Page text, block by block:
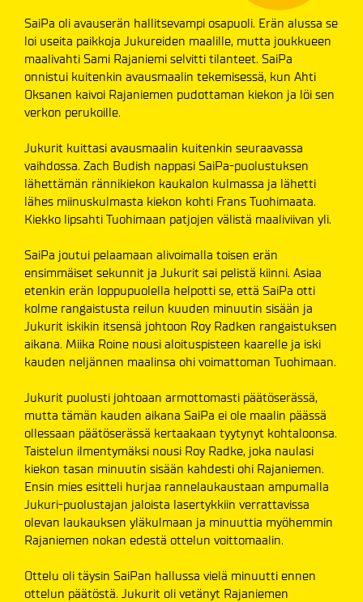
SaiPa oli avauserän hallitsevampi osapuoli. Erän alussa se
loi useita paikkoja Jukureiden maalille, mutta joukkueen
maalivahti Sami Rajaniemi selvitti tilanteet. SaiPa
onnistui kuitenkin avausmaalin tekemisessä, kun Ahti
Oksanen kaivoi Rajaniemen pudottaman kiekon ja löi sen
verkon perukoille.
Jukurit kuittasi avausmaalin kuitenkin seuraavassa
vaihdossa. Zach Budish nappasi SaiPa-puolustuksen
lähettämän rännikiekon kaukalon kulmassa ja lähetti
lähes miinuskulmasta kiekon kohti Frans Tuohimaata.
Kiekko lipsahti Tuohimaan patjojen välistä maaliviivan yli.
SaiPa joutui pelaamaan alivoimalla toisen erän
ensimmäiset sekunnit ja Jukurit sai pelistä kiinni. Asiaa
etenkin erän loppupuolella helpotti se, että SaiPa otti
kolme rangaistusta reilun kuuden minuutin sisään ja
Jukurit iskikin itsensä johtoon Roy Radken rangaistuksen
aikana. Miika Roine nousi aloituspisteen kaarelle ja iski
kauden neljännen maalinsa ohi voimattoman Tuohimaan.
Jukurit puolusti johtoaan armottomasti päätöserässä,
mutta tämän kauden aikana SaiPa ei ole maalin päässä
ollessaan päätöserässä kertaakaan tyytynyt kohtaloonsa.
Taistelun ilmentymäksi nousi Roy Radke, joka naulasi
kiekon tasan minuutin sisään kahdesti ohi Rajaniemen.
Ensin mies esitteli hurjaa rannelaukaustaan ampumalla
Jukuri-puolustajan jaloista lasertykkiin verrattavissa
olevan laukauksen yläkulmaan ja minuuttia myöhemmin
Rajaniemen nokan edestä ottelun voittomaalin.
Ottelu oli täysin SaiPan hallussa vielä minuutti ennen
ottelun päätöstä. Jukurit oli vetänyt Rajaniemen